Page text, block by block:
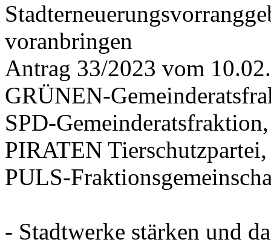
voranbringen
Antrag 33/2023 vom
GRÜNEN-
SPD-
PIRATEN Tierschutzpartei,
PULS-
- Stadtwerke stärken und